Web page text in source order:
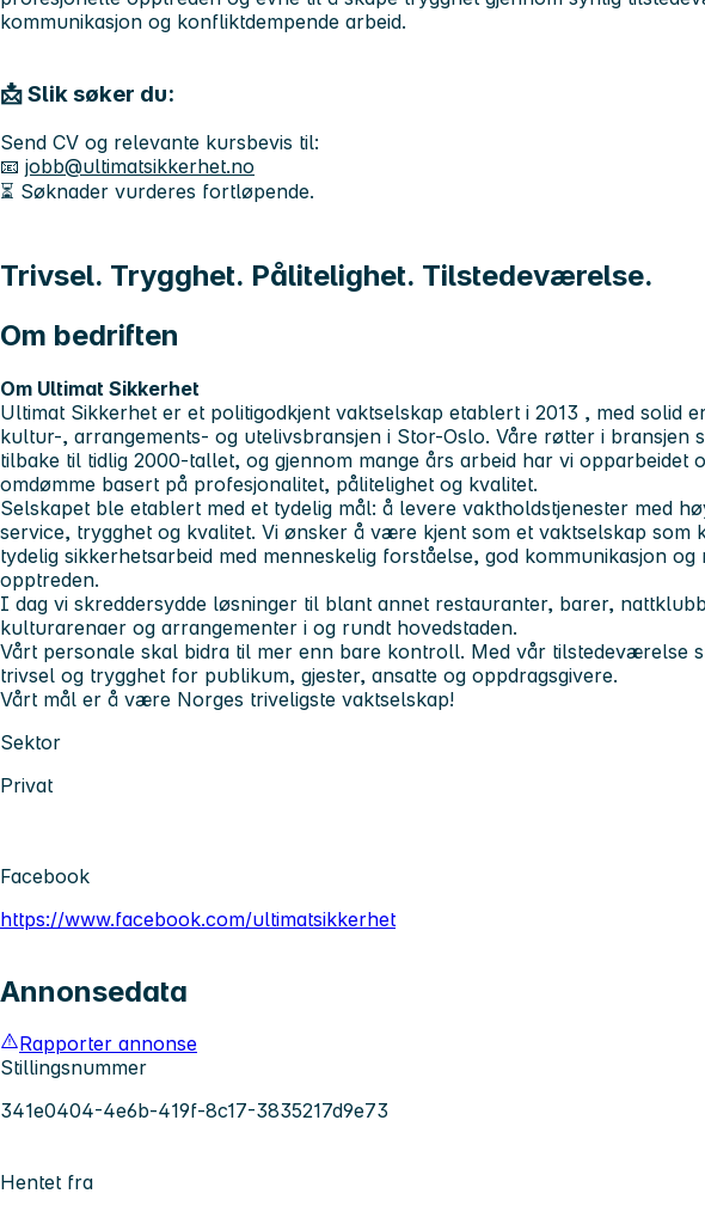
kommunikasjon og konfliktdempende arbeid.
📩 Slik søker du:
Send CV og relevante kursbevis til:
📧 jobb@ultimatsikkerhet.no
⏳ Søknader vurderes fortløpende.
Trivsel. Trygghet. Pålitelighet. Tilstedeværelse.
Om bedriften
Om Ultimat Sikkerhet
Ultimat Sikkerhet er et politigodkjent vaktselskap etablert i 2013 , med solid
kultur-, arrangements- og utelivsbransjen i Stor-Oslo. Våre røtter i bransjen
tilbake til tidlig 2000-tallet, og gjennom mange års arbeid har vi opparbeidet
omdømme basert på profesjonalitet, pålitelighet og kvalitet.
Selskapet ble etablert med et tydelig mål: å levere vaktholdstjenester med
service, trygghet og kvalitet. Vi ønsker å være kjent som et vaktselskap som
tydelig sikkerhetsarbeid med menneskelig forståelse, god kommunikasjon
opptreden.
I dag vi skreddersydde løsninger til blant annet restauranter, barer,
kulturarenaer og arrangementer i og rundt hovedstaden.
Vårt personale skal bidra til mer enn bare kontroll. Med vår tilstedeværelse
trivsel og trygghet for publikum, gjester, ansatte og oppdragsgivere.
Vårt mål er å være Norges triveligste vaktselskap!
Sektor
Privat
Facebook
https://www.facebook.com/ultimatsikkerhet
Annonsedata
Rapporter annonse
Stillingsnummer
341e0404-4e6b-419f-8c17-3835217d9e73
Hentet fra